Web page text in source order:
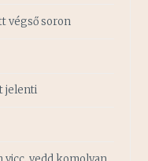
végső soron
jelenti